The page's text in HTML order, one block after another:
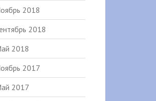
2018
2018
2018
2017
2017